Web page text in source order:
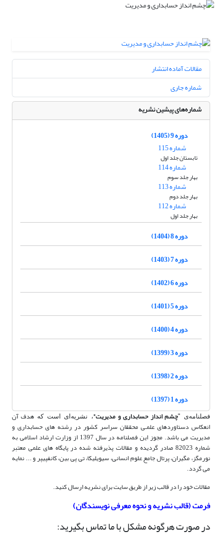
مقالات آماده انتشار
شماره جاری
شماره‌های پیشین نشریه
دوره 9 (1405)
شماره 115
تابستان جلد اول
شماره 114
بهار جلد سوم
شماره 113
بهار جلد دوم
شماره 112
بهار جلد اول
دوره 8 (1404)
دوره 7 (1403)
دوره 6 (1402)
دوره 5 (1401)
دوره 4 (1400)
دوره 3 (1399)
دوره 2 (1398)
دوره 1 (1397)
فصلنامه‌ی "چشم انداز حسابداری و مدیریت"، نشریه‌ای است کههدف آن
انعکاس دستاوردهای علمـی محققان سراسر کشور در رشته های حسابداری و
مدیریت می باشد. مجوز این فصلنامه در سال 1397 از وزارت ارشاد اسلامی به
شماره 82023 صادر گردیده و مقالات پذیرفته شده در پایگاه های علمی معتبر
نورمگز، مگیران، پرتال جامع علوم انسانی، سیویلیکا، تی پی بین، کانفپیپر و ... نمایه
می گردد.
مقالات خود را در قالب زیر از طریق سایت برای نشریه ارسال کنید.
فرمت (قالب نشریه و نحوه معرفی نویسندگان)
در صورت هرگونه مشکل با ما تماس بگیرید: